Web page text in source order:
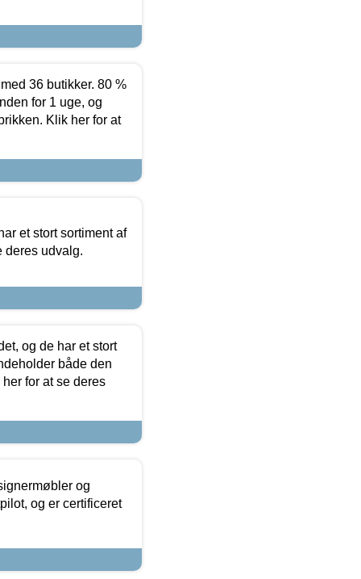
36 butikker. 80 %
for 1 uge, og
Klik her for at
et stort sortiment af
deres udvalg.
og de har et stort
både den
for at se deres
og
og er certificeret